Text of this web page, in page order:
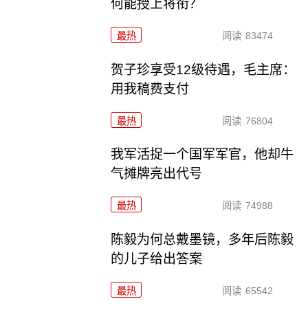
何能授上将衔？
最热 阅读 83474
贺子珍享受12级待遇，毛主席：
用我稿费支付
最热 阅读 76804
我军活捉一个国军军官，他却牛
气摊牌亮出代号
最热 阅读 74988
陈毅为何总戴墨镜，多年后陈毅
的儿子给出答案
最热 阅读 65542